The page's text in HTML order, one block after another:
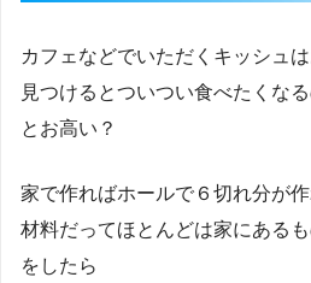
カフェなどでいただくキッシュは
見つけるとついつい食べたくな
とお高い？
家で作ればホールで６切れ分が作
材料だってほとんどは家にある
をしたら